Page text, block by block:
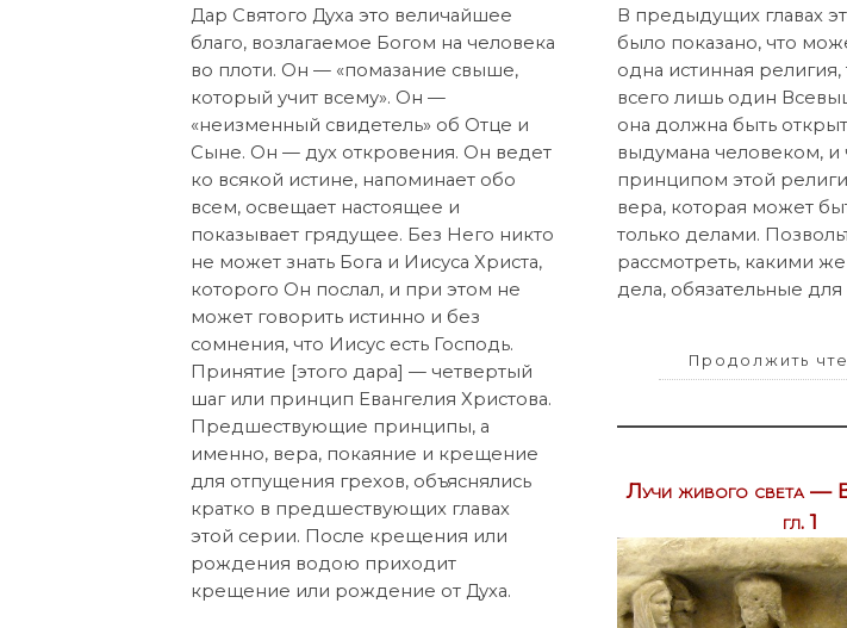
Дар Святого Духа это величайшее
благо, возлагаемое Богом на человека
во плоти. Он — «помазание свыше,
который учит всему». Он —
«неизменный свидетель» об Отце и
Сыне. Он — дух откровения. Он ведет
ко всякой истине, напоминает обо
всем, освещает настоящее и
показывает грядущее. Без Него никто
не может знать Бога и Иисуса Христа,
которого Он послал, и при этом не
может говорить истинно и без
сомнения, что Иисус есть Господь.
Принятие [этого дара] — четвертый
шаг или принцип Евангелия Христова.
Предшествующие принципы, а
именно, вера, покаяние и крещение
для отпущения грехов, объяснялись
кратко в предшествующих главах
этой серии. После крещения или
рождения водою приходит
крещение или рождение от Духа.
В предыдущих главах
было показано, что
одна истинная религия,
всего лишь один
она должна быть
выдумана человеком,
принципом этой
вера, которая может
только делами.
рассмотреть, какими
дела, обязательные для
Продолжить
Лучи живого света —
гл. 1